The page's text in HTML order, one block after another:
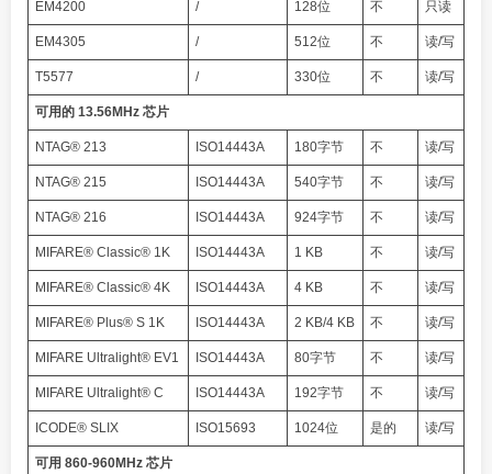
EM4200 / 128位 不 只读
EM4305 / 512位 不 读/写
T5577 / 330位 不 读/写
可用的 13.56MHz 芯片
NTAG® 213 ISO14443A 180字节 不 读/写
NTAG® 215 ISO14443A 540字节 不 读/写
NTAG® 216 ISO14443A 924字节 不 读/写
MIFARE® Classic® 1K ISO14443A 1 KB 不 读/写
MIFARE® Classic® 4K ISO14443A 4 KB 不 读/写
MIFARE® Plus® S 1K ISO14443A 2 KB/4 KB 不 读/写
MIFARE Ultralight® EV1 ISO14443A 80字节 不 读/写
MIFARE Ultralight® C ISO14443A 192字节 不 读/写
ICODE® SLIX ISO15693 1024位 是的 读/写
可用 860-960MHz 芯片